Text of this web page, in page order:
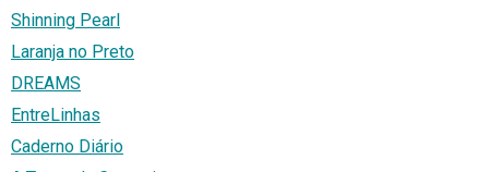
Shinning Pearl
Laranja no Preto
DREAMS
EntreLinhas
Caderno Diário